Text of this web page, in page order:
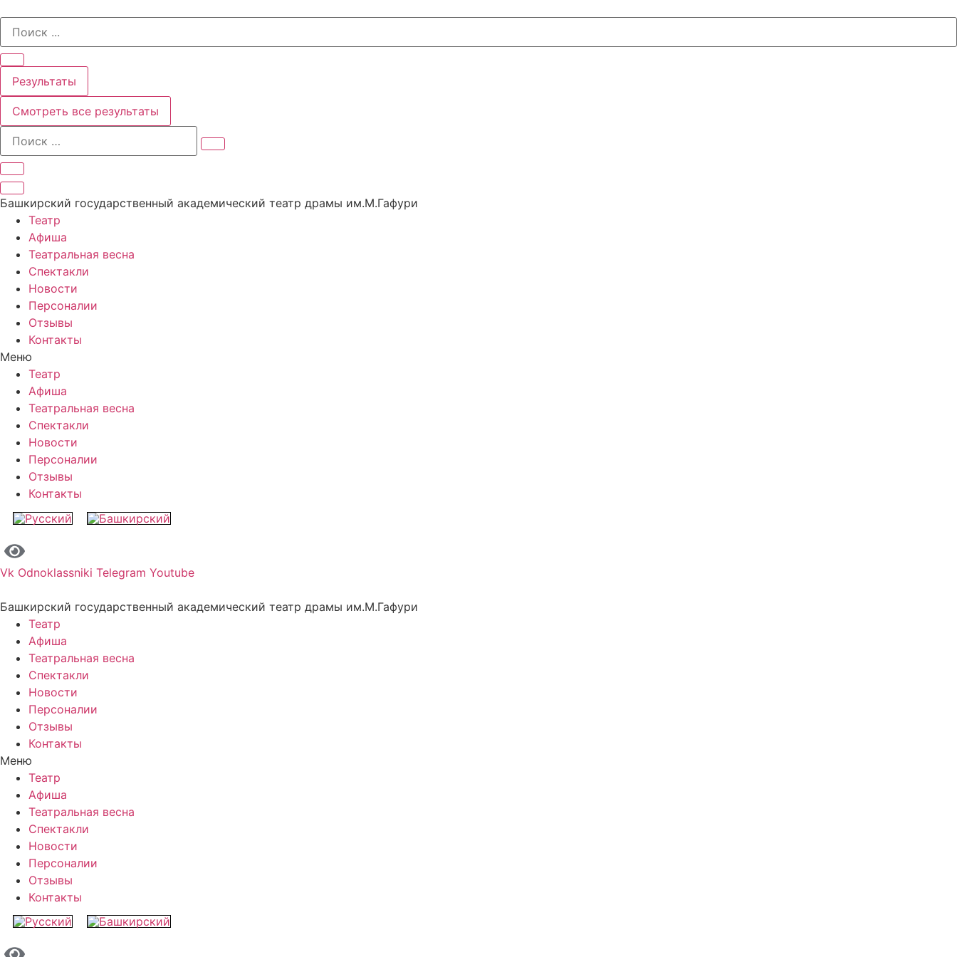
содержимому
Search
Результаты
Смотреть все результаты
Башкирский государственный академический театр драмы им.М.Гафури
Театр
Афиша
Театральная весна
Спектакли
Новости
Персоналии
Отзывы
Контакты
Меню
Театр
Афиша
Театральная весна
Спектакли
Новости
Персоналии
Отзывы
Контакты
Vk Odnoklassniki Telegram Youtube
Башкирский государственный академический театр драмы им.М.Гафури
Театр
Афиша
Театральная весна
Спектакли
Новости
Персоналии
Отзывы
Контакты
Меню
Театр
Афиша
Театральная весна
Спектакли
Новости
Персоналии
Отзывы
Контакты